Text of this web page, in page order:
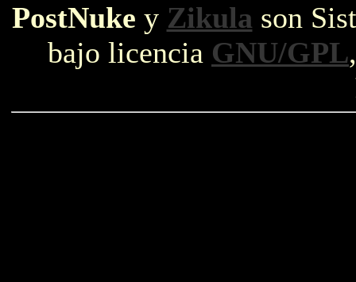
PostNuke y Zikula son
bajo licencia GNU/GPL